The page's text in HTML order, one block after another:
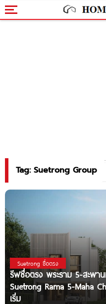
Tag: Suetrong Group
Suetrong ซื่อตรง
รีฟซื่อตรง พระราม 5-สะพา
Suetrong Rama 5-Maha
เริ่ม